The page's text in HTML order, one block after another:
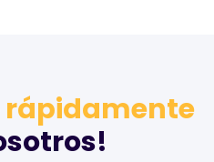
rápidamente